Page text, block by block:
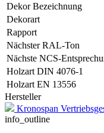
Dekor Bezeichnung
Dekorart
Rapport
Nächster RAL-Ton
Nächste NCS-
Holzart DIN 4076-1
Holzart EN 13556
Hersteller
Kronospan
info_outline